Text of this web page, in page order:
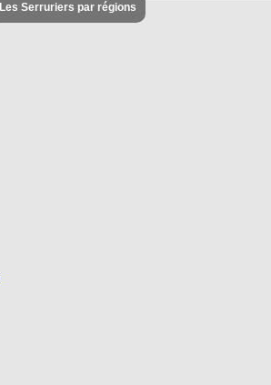
Les Serruriers par régions